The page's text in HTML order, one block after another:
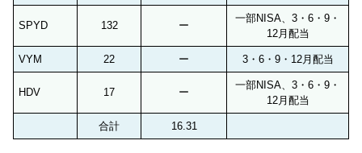
SPYD 132 ー
一部NISA、3・6・9・
12月配当
VYM 22 ー 3・6・9・12月配当
HDV 17 ー
一部NISA、3・6・9・
12月配当
合計 16.31